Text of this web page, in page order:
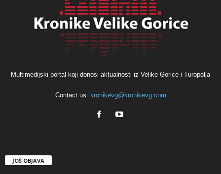
Multimedijski portal koji donosi aktualnosti iz Velike Gorice i Turopolja
Contact us: kronikevg@kronikevg.com
JOŠ OBJAVA